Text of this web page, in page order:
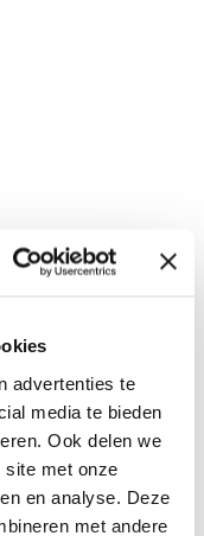
advertenties te
media te bieden
Ook delen we
site met onze
en analyse. Deze
met andere